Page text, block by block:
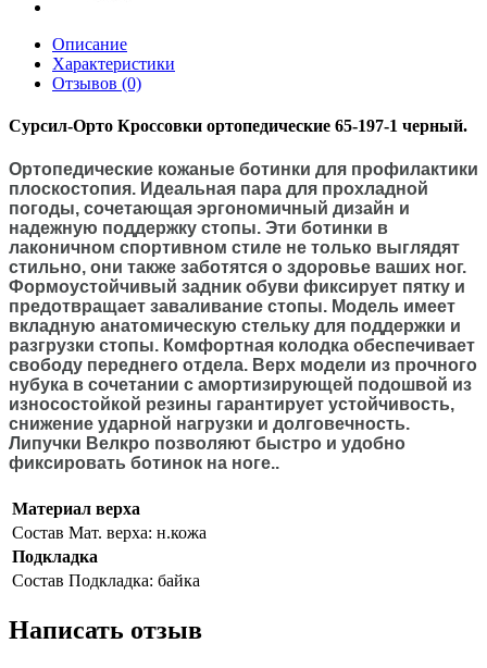
Описание
Характеристики
Отзывов (0)
Сурсил-Орто Кроссовки ортопедические 65-197-1 черный.
Ортопедические кожаные ботинки для профилактики
плоскостопия. Идеальная пара для прохладной
погоды, сочетающая эргономичный дизайн и
надежную поддержку стопы. Эти ботинки в
лаконичном спортивном стиле не только выглядят
стильно, они также заботятся о здоровье ваших ног.
Формоустойчивый задник обуви фиксирует пятку и
предотвращает заваливание стопы. Модель имеет
вкладную анатомическую стельку для поддержки и
разгрузки стопы. Комфортная колодка обеспечивает
свободу переднего отдела. Верх модели из прочного
нубука в сочетании с амортизирующей подошвой из
износостойкой резины гарантирует устойчивость,
снижение ударной нагрузки и долговечность.
Липучки Велкро позволяют быстро и удобно
фиксировать ботинок на ноге..
Материал верха
Состав Мат. верха: н.кожа
Подкладка
Состав Подкладка: байка
Написать отзыв